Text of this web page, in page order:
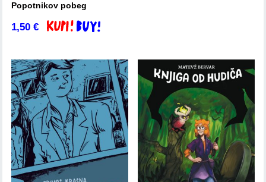
Popotnikov pobeg
1,50€ Dodaj v košarico